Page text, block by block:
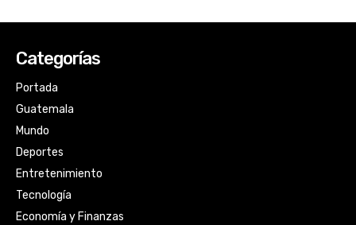
Categorías
Portada
Guatemala
Mundo
Deportes
Entretenimiento
Tecnología
Economía y Finanzas